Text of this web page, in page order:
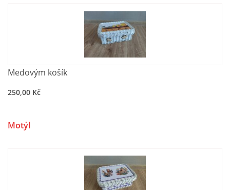
Medovým košík
250,00 Kč
Motýl